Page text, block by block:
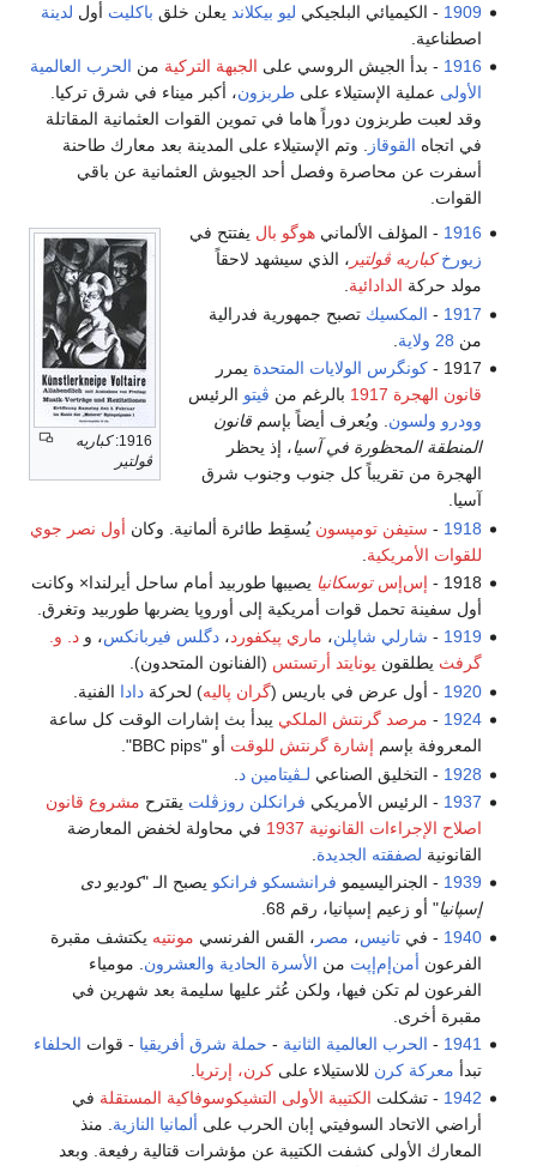
1909 - الكيميائي البلجيكي ليو بيكلاند يعلن خلق باكليت أول لدينة
اصطناعية.
1916 - بدأ الجيش الروسي على الجبهة التركية من الحرب العالمية
الأولى عملية الإستيلاء علىطربزون، أكبر ميناء في شرق تركيا.
وقد لعبت طربزون دوراً هاما في تموين القوات العثمانية المقاتلة
في اتجاه القوقاز . وتم الإستيلاء على المدينة بعد معارك طاحنة
أسفرت عن محاصرة وفصل أحد الجيوش العثمانية عن باقي
القوات.
1916: كباريه
ڤولتير
1916 - المؤلف الألمانيهوگو بال يفتتح في
زيورخ كباريه ڤولتير ، الذي سيشهد لاحقاً
مولد حركة الدادائية.
1917
- المكسيك تصبح جمهورية فدرالية
من 28 ولاية
1917 -
كونگرس الولايات المتحدة يمرر
قانون الهجرة 1917
بالرغم من ڤيتو الرئيس
وودرو ولسون . ويُعرف أيضاً بإسمقانون
المنطقة المحظورة في آسيا، إذ يحظر
الهجرة من تقريباً كل جنوب وجنوب شرق
آسيا.
1918
- ستيفن تومپسون يُسقِط طائرة ألمانية. وكان أول نصر جوي
للقوات الأمريكية
1918 -
إس‌إستوسكانيا يصيبها طوربيد أمام ساحل أيرلندا× وكانت
أول سفينة تحمل قوات أمريكية إلى أوروپا يضربها طوربيد وتغرق.
1919
- شارلي شاپلن، ماري پيكفورد،دگلس فيربانكس، ود. و.
گرفث يطلقون يونايتد أرتستس (الفنانون المتحدون).
1920 - أول عرض في باريس (گران پاليه) لحركةدادا الفنية.
1924
- مرصد گرنتش الملكي يبدأ بث إشارات الوقت كل ساعة
المعروفة بإسم إشارة گرنتش للوقت أو "BBC pips".
1928 - التخليق الصناعي لـڤيتامين د
1937 - الرئيس الأمريكي فرانكلن روزڤلت يقترح مشروع قانون
اصلاح الإجراءات القانونية 1937
في محاولة لخفض المعارضة
القانونية لصفقته الجديدة
1939 - الجنراليسيمو فرانشسكو فرانكو يصبح الـ "كوديو دى
إسپانيا" أو زعيم إسپانيا، رقم 68.
1940 - فيتانيس، مصر ، القس الفرنسي مونتيه يكتشف مقبرة
الفرعون أمن‌إم‌إپت من الأسرة الحادية والعشرون . مومياء
الفرعون لم تكن فيها، ولكن عُثر عليها سليمة بعد شهرين في
مقبرة أخرى.
1941
- الحرب العالمية الثانية - حملة شرق أفريقيا - قوات الحلفاء
تبدأ معركة كرن للاستيلاء علىكرن، إرتريا
1942 - تشكلت الكتيبة الأولى التشيكوسوفاكية المستقلة في
أراضي الاتحاد السوفيتي إبان الحرب على ألمانيا النازية. منذ
المعارك الأولى كشفت الكتيبة عن مؤشرات قتالية رفيعة. وبعد